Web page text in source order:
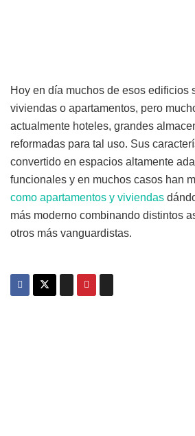
Hoy en día muchos de esos edificios
viviendas o apartamentos, pero
actualmente hoteles, grandes
reformadas para tal uso. Sus
convertido en espacios altamente
funcionales y en muchos casos han
como apartamentos y viviendas
más moderno combinando distintos
otros más vanguardistas.